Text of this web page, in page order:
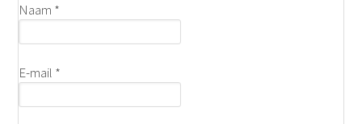
Naam *
E-mail *